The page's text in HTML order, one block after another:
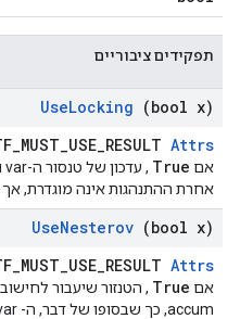
תפקידים ציבוריים
UseLocking (bool x)
Attrs
אם True
אחרת ההתנהגות אינה מוגדרת,
UseNesterov (bool x)
Attrs
אם True